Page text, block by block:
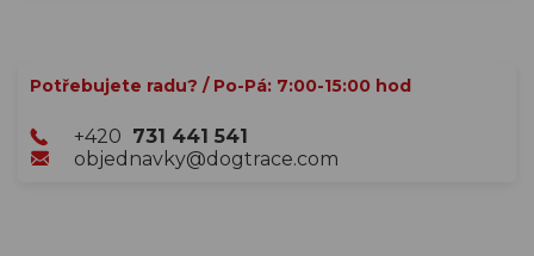
Potřebujete radu? / Po-Pá: 7:00-15:00 hod
+420 731 441 541
objednavky@dogtrace.com